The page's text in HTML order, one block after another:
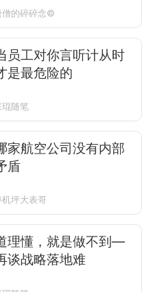
僧的碎碎念©
员工对你言听计从时
是最危险的
琨随笔
家航空公司没有内部
盾
机坪大表哥
理懂，就是做不到—
谈战略落地难